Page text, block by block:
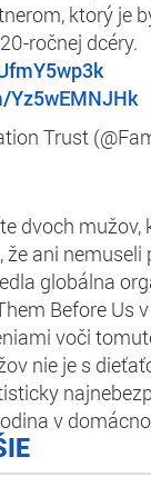
ktorý je
ročnej dcéry.
Yz5wEMNJHk
Trust
dvoch
že ani nemuseli
globálna
Before Us
voči
nie je s
v